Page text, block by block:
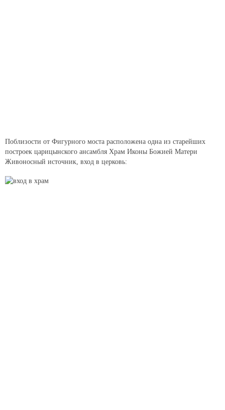
Поблизости от Фигурного моста расположена одна из старейших
построек царицынского ансамбля Храм Иконы Божией Матери
Живоносный источник, вход в церковь: